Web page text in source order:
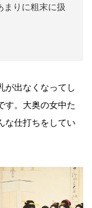
まりに粗末に扱
が出なくなってし
す。大奥の女中た
な仕打ちをしてい